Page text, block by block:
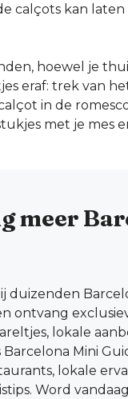
calçots kan
hoewel je
eraf: trek van
in de
met je mes
meer
duizenden
ontvang
lokale
Barcelona Mini
lokale
Word